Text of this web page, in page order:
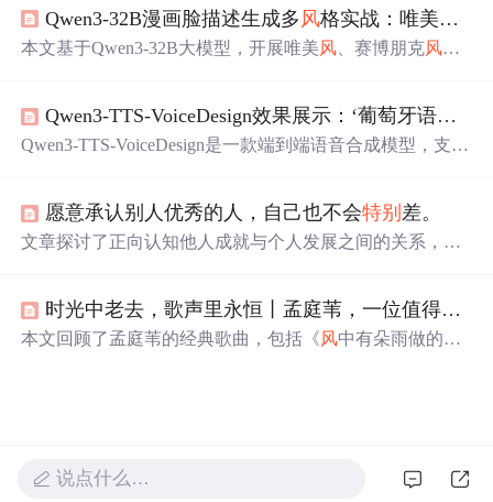
用户数据在翻译过程中不被泄露或留存，适用于企业级NL
P应用的安全建设。
Qwen3-32B漫画脸描述生成多 风格实战：唯美风
本文基于Qwen3-32B大模型，开展唯美风 、赛博朋克风及
具的精细化提示词，涵盖发型、瞳色、服饰、机械细节、
文化元素及光影氛围等关键维度，并实测验证其跨风
格泛
Qwen3-TTS-VoiceDesign效果展示：‘葡萄牙语慵懒爵士
Qwen3-TTS-VoiceDesign是一款端到端语音合成模型，支持
青春偶像感'）及情感表达。具备高质量音频输出（24kH
z）、低延迟生成、多语言发音准确性与细粒度风格建模能
愿意承认别人优秀的人，自己也不会特别 差。
文章探讨了正向认知他人成就与个人发展之间的关系，指
正乐观的塑造作用。文中还提及通过社交圈、时间与金钱
分配判断人格特质，批判唯学历论，倡导人情世故与价值
时光中老去，歌声里永恒丨孟庭苇，一位值得被岁月
本文回顾了孟庭苇的经典歌曲，包括《风中有朵雨做的
说点什么…